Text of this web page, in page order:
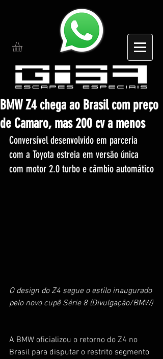
BMW Z4 chega ao Brasil com preço
de Camaro, mas 200 cv a menos
Conversível desenvolvido em parceria
com a Toyota estreia em versão única
com motor 2.0 turbo e câmbio automático
O design do Z4 segue o estilo inaugurado
pelo novo cupê Série 8 (Divulgação/BMW)
A BMW oficializou o retorno do Z4 no
Brasil para disputar o restrito segmento